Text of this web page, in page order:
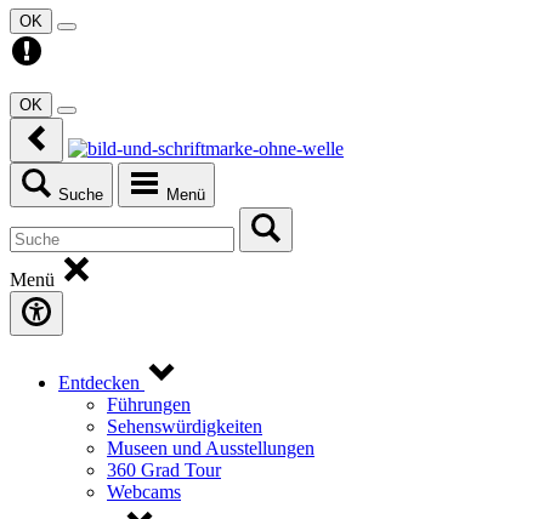
OK
OK
Suche Menü
Menü
Entdecken
Führungen
Sehenswürdigkeiten
Museen und Ausstellungen
360 Grad Tour
Webcams